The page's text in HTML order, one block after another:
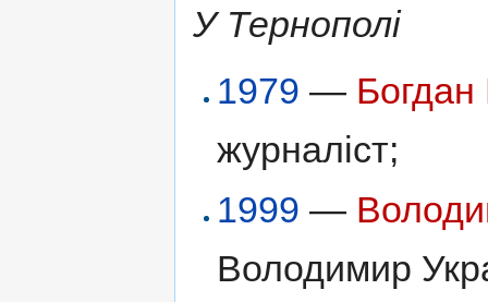
У Тернополі
1979 — Богдан
журналіст;
1999 —
Володимир